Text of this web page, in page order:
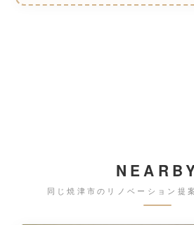
同じ焼津市のリノベーション提